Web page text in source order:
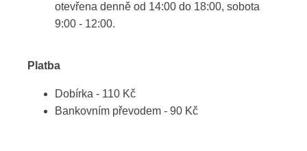
otevřena denně od 14:00 do 18:00, sobota
9:00 - 12:00.
Platba
Dobírka - 110 Kč
Bankovním převodem - 90 Kč